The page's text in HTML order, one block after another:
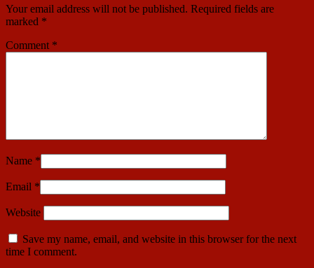
Your email address will not be published. Required fields are
marked *
Comment *
Name *
Email *
Website
Save my name, email, and website in this browser for the next
time I comment.